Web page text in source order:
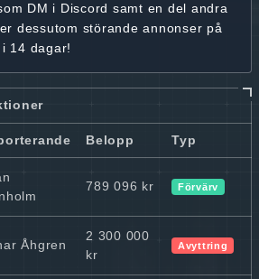
DM i Discord samt en del andra
dessutom störande annonser på
i 14 dagar!
Belopp Typ
789 096 kr Förvärv
Åhgren
2 300 000
kr
Avyttring